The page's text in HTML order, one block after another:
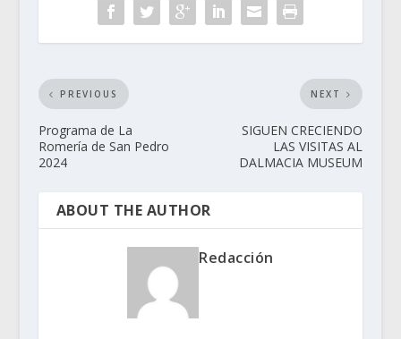
PREVIOUS
Programa de La
Romería de San Pedro
2024
NEXT
SIGUEN CRECIENDO
LAS VISITAS AL
DALMACIA MUSEUM
ABOUT THE AUTHOR
Redacción